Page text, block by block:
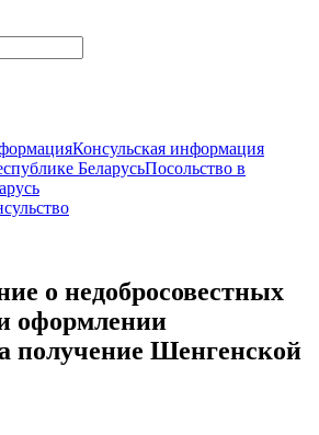
Консульская информация
БеларусьПосольство в
о недобросовестных
оформлении
получение Шенгенской